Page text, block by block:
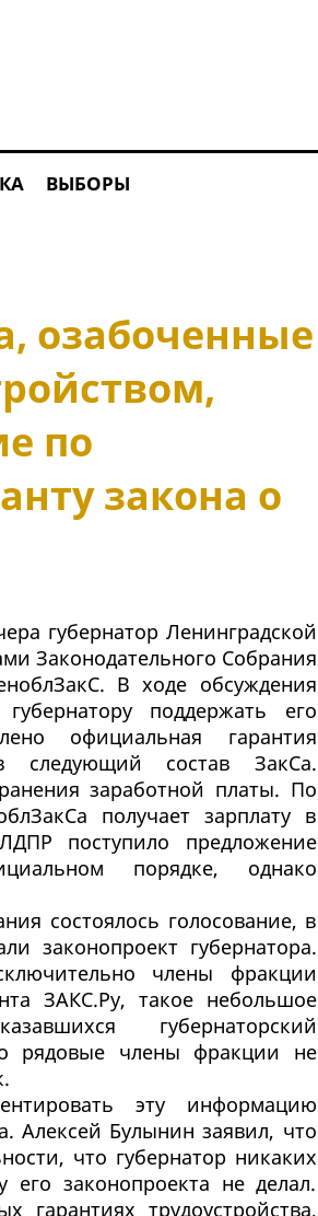
ВЫБОРЫ
озабоченные
по
закона о
губернатор Ленинградской
Законодательного Собрания
В ходе обсуждения
поддержать его
официальная гарантия
следующий состав ЗакСа.
заработной платы. По
получает зарплату в
поступило предложение
порядке, однако
состоялось голосование, в
законопроект губернатора.
члены фракции
ЗАКС.Ру, такое небольшое
губернаторский
рядовые члены фракции не
эту информацию
Алексей Булынин заявил, что
что губернатор никаких
законопроекта не делал.
гарантиях трудоустройства,